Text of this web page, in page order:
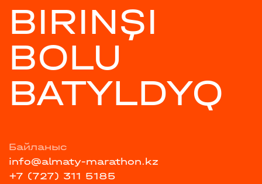
BIRINŞI
BOLU
BATYLDYQ
Байланыс
info@almaty-marathon.kz
+7 (727) 311 5185